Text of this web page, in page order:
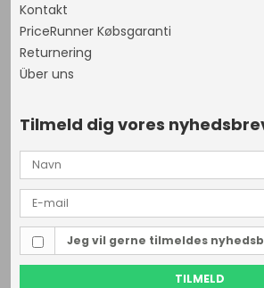
Kontakt
PriceRunner Købsgaranti
Returnering
Über uns
Tilmeld dig vores
Jeg vil gerne tilmeldes
TILMELD